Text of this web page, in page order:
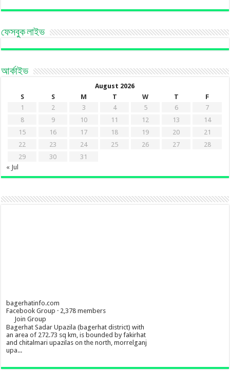
ফেসবুক লাইভ
আর্কাইভ
August 2026
S
S M T W T
F
1
2 3 4 5 6
7
8
9 10 11 12 13
14
15
16 17 18 19 20
21
22
23 24 25 26 27
28
29
30
31
« Jul
bagerhatinfo.com
Facebook Group · 2,378 members
Join Group
Bagerhat Sadar Upazila (bagerhat district) with
an area of 272.73 sq km, is bounded by fakirhat
and chitalmari upazilas on the north, morrelganj
upa...